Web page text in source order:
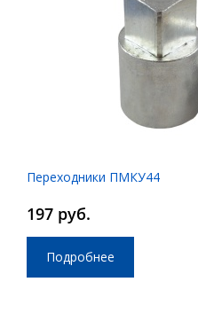
Переходники ПМКУ44
197 руб.
Подробнее